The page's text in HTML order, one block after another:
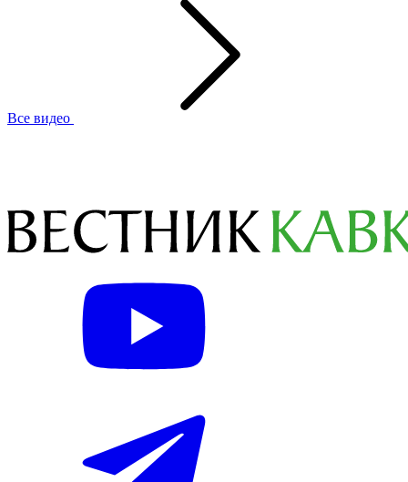
Все видео